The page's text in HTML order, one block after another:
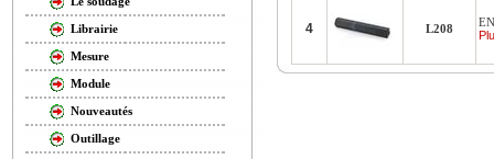
Librairie
Mesure
Module
Nouveautés
Outillage
4 L208